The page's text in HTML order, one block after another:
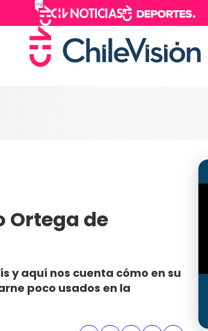
Ortega de
y aquí nos cuenta cómo en su
poco usados en la